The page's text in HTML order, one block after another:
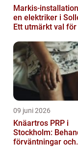
Markis-
en elektriker i
Ett utmärkt val för
09 juni 2026
Knäartros PRP i
Stockholm:
förväntningar och